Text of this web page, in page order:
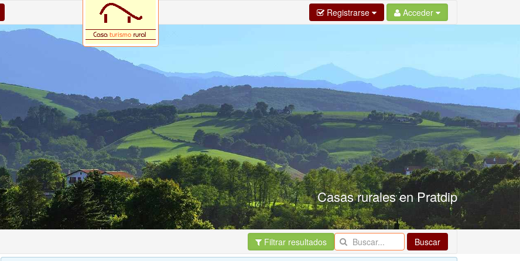
Registrarse Acceder
Casas rurales en Pratdip
Filtrar resultados Buscar